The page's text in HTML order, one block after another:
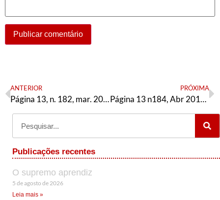
ANTERIOR
Página 13, n. 182, mar. 2018
PRÓXIMA
Página 13 n184, Abr 2018 – Especial Saúde
Publicações recentes
O supremo aprendiz
5 de agosto de 2026
Leia mais »